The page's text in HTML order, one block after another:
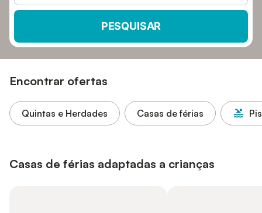
PESQUISAR
Encontrar ofertas
Quintas e Herdades Casas de férias
Casas de férias adaptadas a crianças